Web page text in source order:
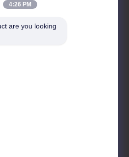
Andea Electronics
Co., Ltd.
4:26 PM
are you looking